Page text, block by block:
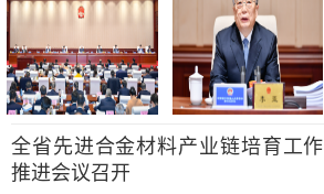
全省先进合金材料产业链培育工作
推进会议召开